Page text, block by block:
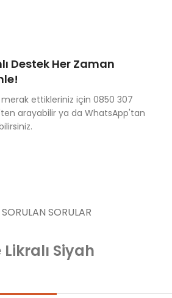
Destek Her Zaman
ettikleriniz için 0850 307
arayabilir ya da WhatsApp'tan
SORULAR
Siyah